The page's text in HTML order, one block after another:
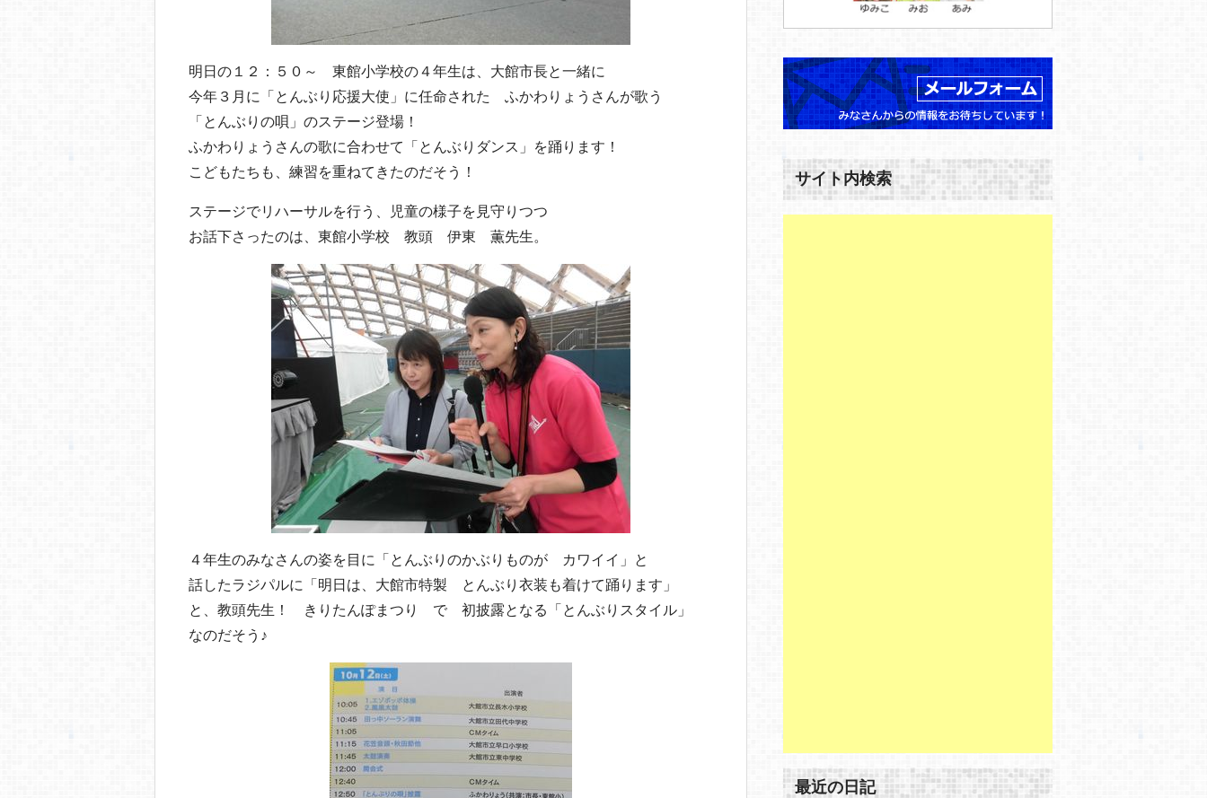
明日の１２：５０～ 東館小学校の４年生は、大館市長と一緒に
今年３月に「とんぶり応援大使」に任命された ふかわりょうさんが歌う
「とんぶりの唄」のステージ登場！
ふかわりょうさんの歌に合わせて「とんぶりダンス」を踊ります！
こどもたちも、練習を重ねてきたのだそう！
ステージでリハーサルを行う、児童の様子を見守りつつ
お話下さったのは、東館小学校 教頭 伊東 薫先生。
４年生のみなさんの姿を目に「とんぶりのかぶりものが カワイイ」と
話したラジパルに「明日は、大館市特製 とんぶり衣装も着けて踊ります」
と、教頭先生！ きりたんぽまつり で 初披露となる「とんぶりスタイル」
なのだそう♪
サイト内検索
最近の日記